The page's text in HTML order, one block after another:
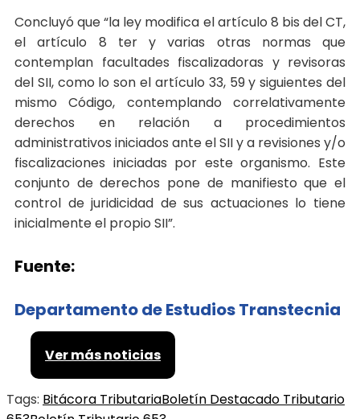
Concluyó que “la ley modifica el artículo 8 bis del CT,
el artículo 8 ter y varias otras normas que
contemplan facultades fiscalizadoras y revisoras
del SII, como lo son el artículo 33, 59 y siguientes del
mismo Código, contemplando correlativamente
derechos en relación a procedimientos
administrativos iniciados ante el SII y a revisiones y/o
fiscalizaciones iniciadas por este organismo. Este
conjunto de derechos pone de manifiesto que el
control de juridicidad de sus actuaciones lo tiene
inicialmente el propio SII”.
Fuente:
Departamento de Estudios Transtecnia
Ver más noticias
Tags: Bitácora TributariaBoletín Destacado Tributario